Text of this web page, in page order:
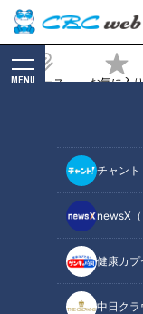
ニュース お気に入
MENU
チャント
newsX（
健康カプ
中日クラ
ド『大福屋
す！【チャ
2024/03/22 10:34